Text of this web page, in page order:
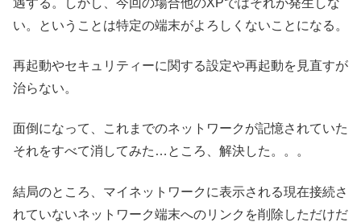
い。ということは特定の端末がよろしくないことになる。
再起動やセキュリティーに関する設定や再起動を見直すが
治らない。
面倒になって、これまでのネットワークが記憶されていた
それをすべて消してみた…ところ、解決した。。。
結局のところ、マイネットワークに表示される現在接続さ
れていないネットワーク端末へのリンクを削除しただけだ